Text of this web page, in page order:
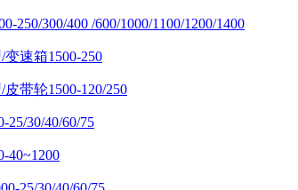
250/300/400 /600/1000/1100/1200/1400
速箱1500-250
带轮1500-120/250
25/30/40/60/75
40~1200